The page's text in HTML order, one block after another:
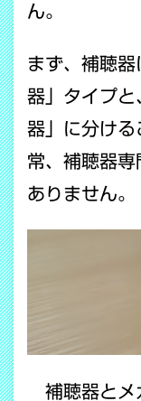
ん。
まず、補聴
器」タイプと
器」に分ける
常、補聴器
ありません。
補聴器とメ